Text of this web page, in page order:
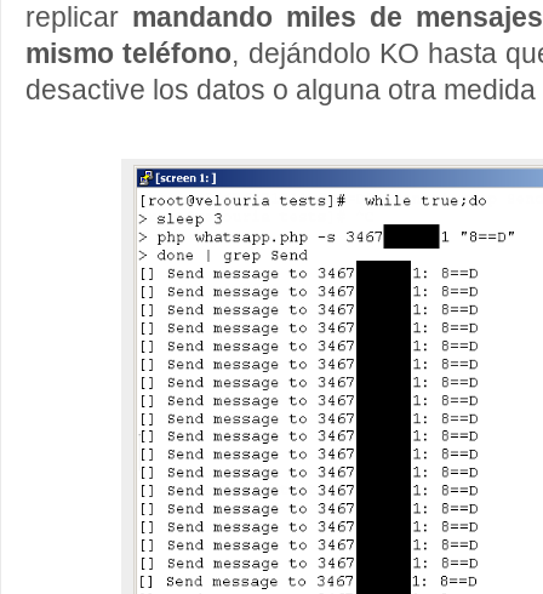
replicar mandando miles de
mismo teléfono, dejándolo KO hasta
desactive los datos o alguna otra medida